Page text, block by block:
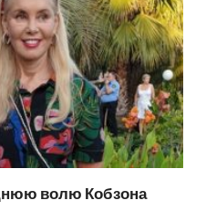
волю Кобзона